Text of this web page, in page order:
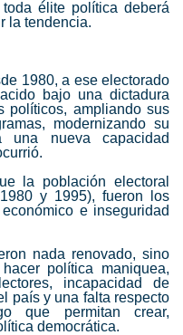
élite política deberá
la tendencia.
1980, a ese electorado
bajo una dictadura
políticos, ampliando sus
modernizando su
una nueva capacidad
la población electoral
y 1995), fueron los
e inseguridad
nada renovado, sino
política maniquea,
incapacidad de
país y una falta respecto
que permitan crear,
democrática.